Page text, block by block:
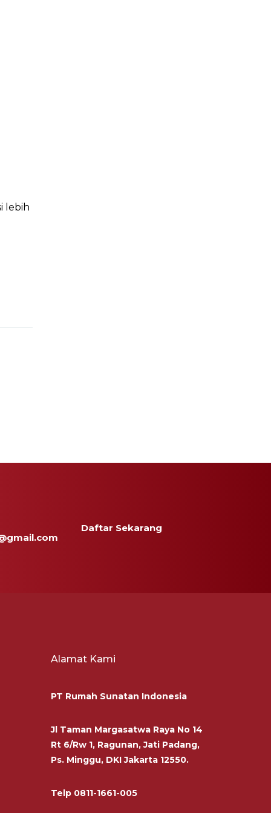
lebih
Daftar Sekarang
Alamat Kami
PT Rumah Sunatan Indonesia
Jl Taman Margasatwa Raya No 14
Rt 6/Rw 1, Ragunan, Jati Padang,
Ps. Minggu, DKI Jakarta 12550.
Telp 0811-1661-005